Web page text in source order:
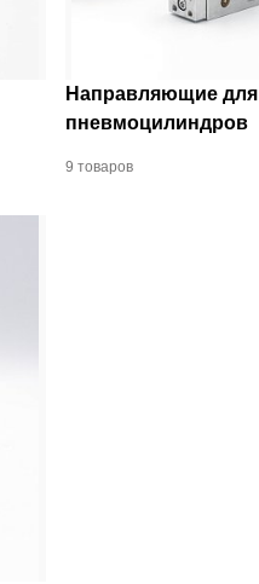
Направляющие для
пневмоцилиндров
9 товаров